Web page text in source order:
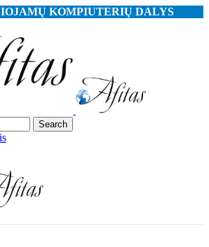
KOMPIUTERIŲ DALYS
Search